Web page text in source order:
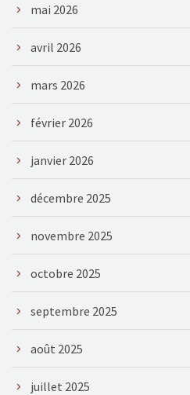
mai 2026
avril 2026
mars 2026
février 2026
janvier 2026
décembre 2025
novembre 2025
octobre 2025
septembre 2025
août 2025
juillet 2025